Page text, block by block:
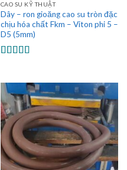
CAO SU KỸ THUẬT
Dây – ron gioăng cao su tròn đặc
chịu hóa chất Fkm – Viton phi 5 –
D5 (5mm)
sao